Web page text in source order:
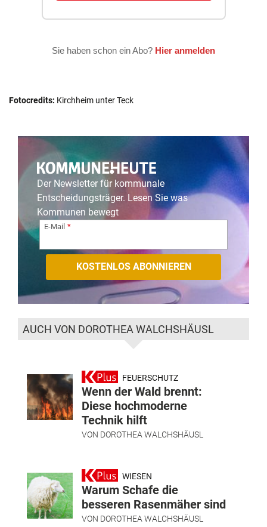
Fotocredits: Kirchheim unter Teck
Der Newsletter für kommunale
Entscheidungsträger. Lesen Sie was
Kommunen bewegt
E-Mail
AUCH VON DOROTHEA WALCHSHÄUSL
FEUERSCHUTZ
Wenn der Wald brennt:
Diese hochmoderne
Technik hilft
VON DOROTHEA WALCHSHÄUSL
WIESEN
Warum Schafe die
besseren Rasenmäher sind
VON DOROTHEA WALCHSHÄUSL